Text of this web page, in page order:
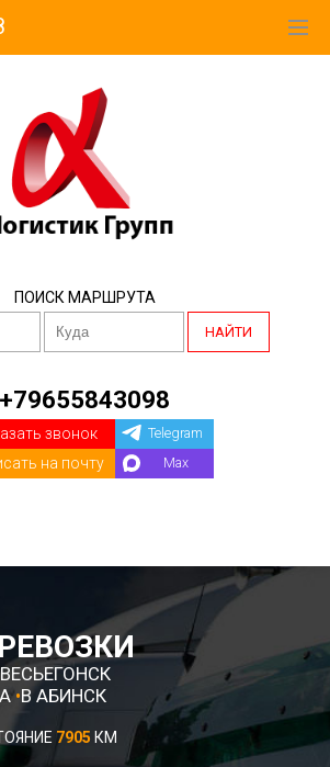
ПОИСК МАРШРУТА
НАЙТИ
+79655843098
звонок
на почту
Telegram
Max
•В АБИНСК
7905 КМ